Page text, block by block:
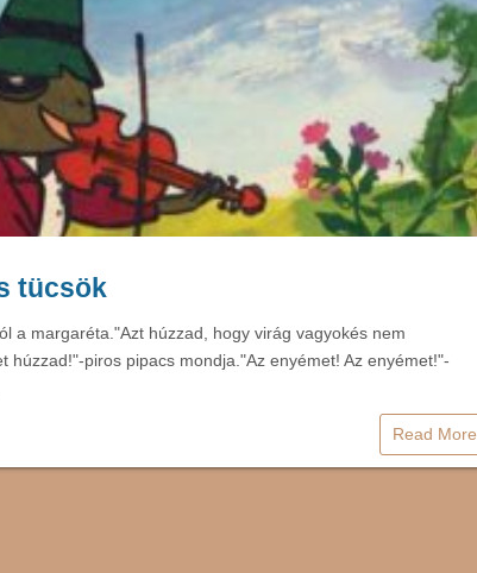
tücsök
a margaréta."Azt húzzad, hogy virág vagyokés nem
piros pipacs mondja."Az enyémet! Az enyémet!"-
Read More